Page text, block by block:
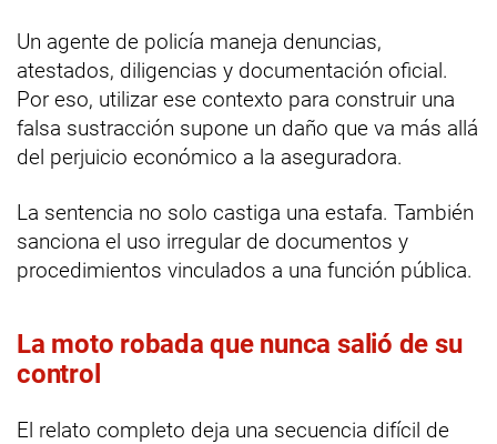
Un agente de policía maneja denuncias,
atestados, diligencias y documentación oficial.
Por eso, utilizar ese contexto para construir una
falsa sustracción supone un daño que va más allá
del perjuicio económico a la aseguradora.
La sentencia no solo castiga una estafa. También
sanciona el uso irregular de documentos y
procedimientos vinculados a una función pública.
La moto robada que nunca salió de su
control
El relato completo deja una secuencia difícil de